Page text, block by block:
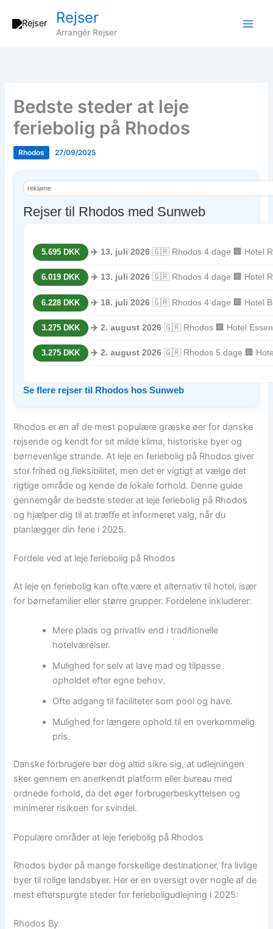
Rejser
Arrangér Rejser
Bedste steder at leje
feriebolig på Rhodos
Rhodos 27/09/2025
reklame
Rejser til Rhodos med Sunweb
5.695 DKK ✈️ 13. juli 2026 🇬🇷 Rhodos 4 dage 🏢 Hotel
6.019 DKK ✈️ 13. juli 2026 🇬🇷 Rhodos 4 dage 🏢 Hotel
6.228 DKK ✈️ 18. juli 2026 🇬🇷 Rhodos 4 dage 🏢 Hotel
3.275 DKK ✈️ 2. august 2026 🇬🇷 Rhodos 🏢 Hotel
3.275 DKK ✈️ 2. august 2026 🇬🇷 Rhodos 5 dage 🏢
Se flere rejser til Rhodos hos Sunweb
Rhodos er en af de mest populære græske øer for danske
rejsende og kendt for sit milde klima, historiske byer og
børnevenlige strande. At leje en feriebolig på Rhodos giver
stor frihed og fleksibilitet, men det er vigtigt at vælge det
rigtige område og kende de lokale forhold. Denne guide
gennemgår de bedste steder at leje feriebolig på Rhodos
og hjælper dig til at træffe et informeret valg, når du
planlægger din ferie i 2025.
Fordele ved at leje feriebolig på Rhodos
At leje en feriebolig kan ofte være et alternativ til hotel, især
for børnefamilier eller større grupper. Fordelene inkluderer:
Mere plads og privatliv end i traditionelle
hotelværelser.
Mulighed for selv at lave mad og tilpasse
opholdet efter egne behov.
Ofte adgang til faciliteter som pool og have.
Mulighed for længere ophold til en overkommelig
pris.
Danske forbrugere bør dog altid sikre sig, at udlejningen
sker gennem en anerkendt platform eller bureau med
ordnede forhold, da det øger forbrugerbeskyttelsen og
minimerer risikoen for svindel.
Populære områder at leje feriebolig på Rhodos
Rhodos byder på mange forskellige destinationer, fra livlige
byer til rolige landsbyer. Her er en oversigt over nogle af de
mest efterspurgte steder for ferieboligudlejning i 2025:
Rhodos By